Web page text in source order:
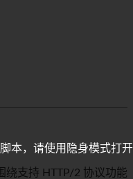
绕支持 HTTP/2 协议功能
本，请使用隐身模式打开